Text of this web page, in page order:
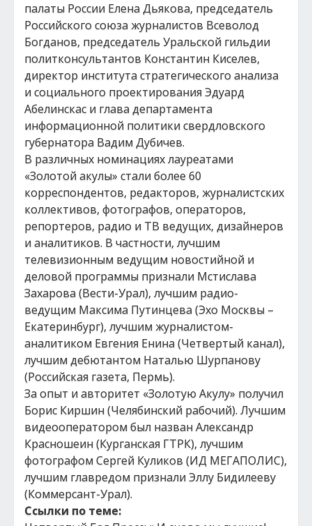
палаты России Елена Дьякова, председатель
Российского союза журналистов Всеволод
Богданов, председатель Уральской гильдии
политконсультантов Константин Киселев,
директор института стратегического анализа
и социального проектирования Эдуард
Абелинскас и глава департамента
информационной политики свердловского
губернатора Вадим Дубичев.
В различных номинациях лауреатами
«Золотой акулы» стали более 60
корреспондентов, редакторов, журналистских
коллективов, фотографов, операторов,
репортеров, радио и ТВ ведущих, дизайнеров
и аналитиков. В частности, лучшим
телевизионным ведущим новостийной и
деловой программы признали Мстислава
Захарова (Вести-Урал), лучшим радио-
ведущим Максима Путинцева (Эхо Москвы –
Екатеринбург), лучшим журналистом-
аналитиком Евгения Енина (Четвертый канал),
лучшим дебютантом Наталью Шурпанову
(Российская газета, Пермь).
За опыт и авторитет «Золотую Акулу» получил
Борис Киршин (Челябинский рабочий). Лучшим
видеооператором был назван Александр
Красношеин (Курганская ГТРК), лучшим
фотографом Сергей Куликов (ИД МЕГАПОЛИС),
лучшим главредом признали Эллу Бидилееву
(Коммерсант-Урал).
Ссылки по теме: